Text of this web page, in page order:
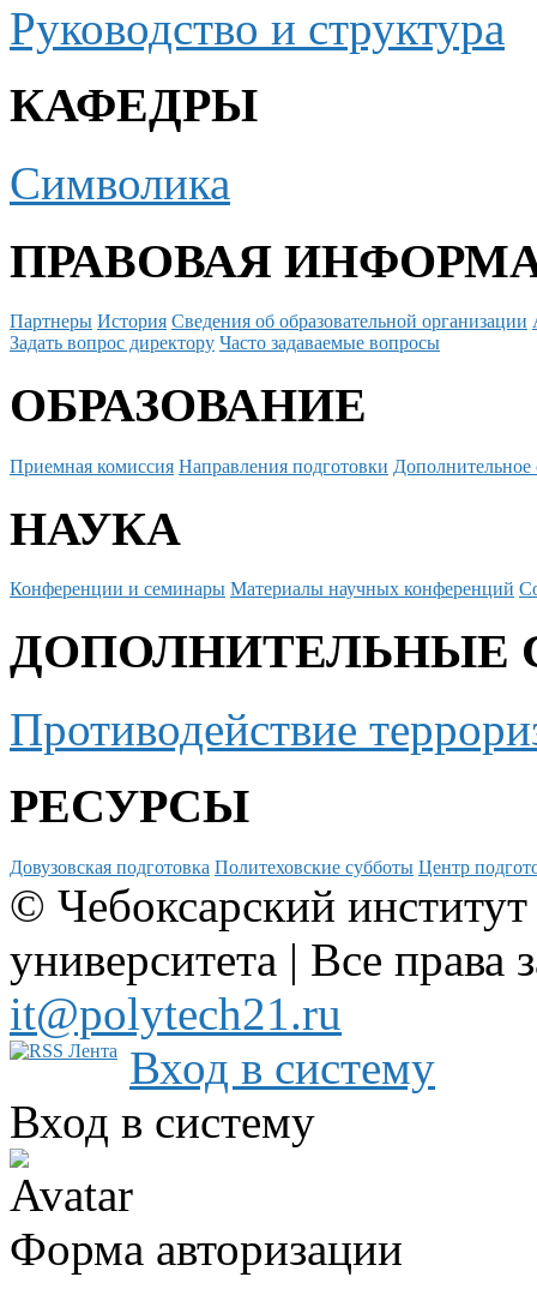
Руководство и структура
КАФЕДРЫ
Символика
ПРАВОВАЯ
Партнеры История Сведения об образовательной организации
Задать вопрос директору Часто задаваемые вопросы
ОБРАЗОВАНИЕ
Приемная комиссия Направления подготовки Дополнительное
НАУКА
Конференции и семинары Материалы научных конференций
ДОПОЛНИТЕЛЬНЫЕ
Противодействие
РЕСУРСЫ
Довузовская подготовка Политеховские субботы Центр
© Чебоксарский
университета | Все
it@polytech21.ru
Вход в систему
Вход в систему
Форма авторизации